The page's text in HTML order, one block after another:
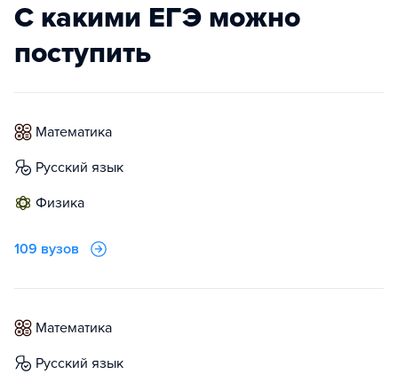
С какими ЕГЭ можно
поступить
математика
русский язык
физика
109 вузов
математика
русский язык